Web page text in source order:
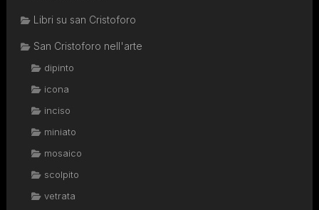
Libri su san Cristoforo
San Cristoforo nell'arte
dipinto
icona
inciso
miniato
mosaico
scolpito
vetrata